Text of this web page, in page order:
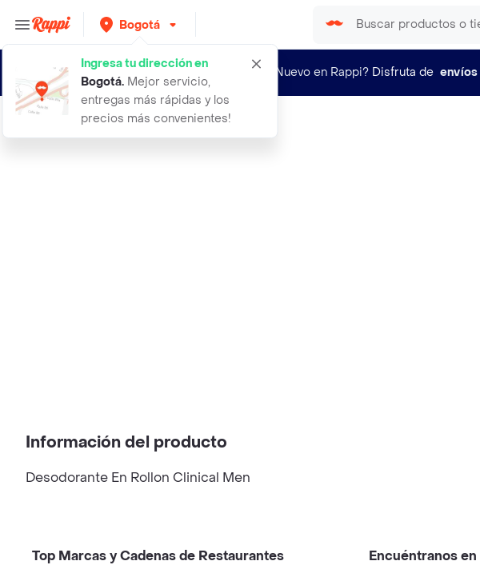
Bogotá
Ingresa tu dirección en
Bogotá. Mejor servicio,
entregas más rápidas y los
precios más convenientes!
¿Nuevo en Rappi? Disfruta de
julienne desodorante en roll o n
Información del producto
Desodorante En Rollon Clinical Men
Top Marcas y Cadenas de Restaurantes Encuéntranos